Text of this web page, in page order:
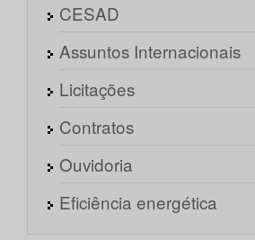
CESAD
Assuntos Internacionais
Licitações
Contratos
Ouvidoria
Eficiência energética